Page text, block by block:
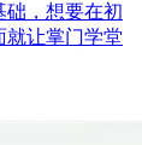
础，想要在初
就让掌门学堂